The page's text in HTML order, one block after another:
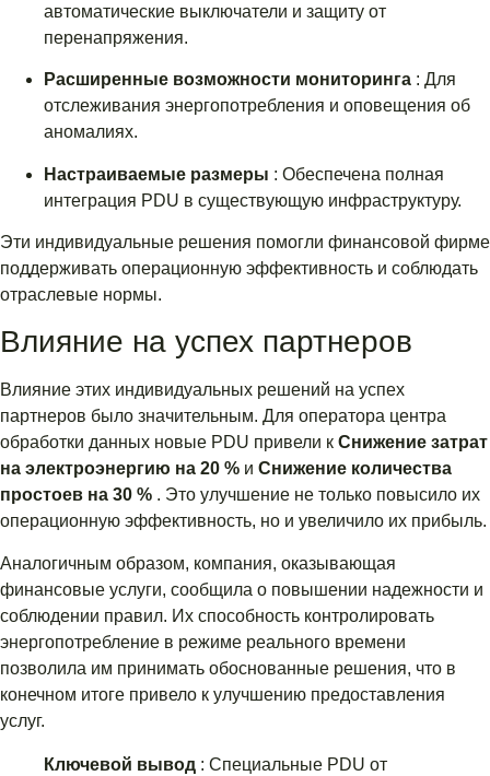
автоматические выключатели и защиту от
перенапряжения.
Расширенные возможности мониторинга : Для
отслеживания энергопотребления и оповещения об
аномалиях.
Настраиваемые размеры : Обеспечена полная
интеграция PDU в существующую инфраструктуру.
Эти индивидуальные решения помогли финансовой фирме
поддерживать операционную эффективность и соблюдать
отраслевые нормы.
Влияние на успех партнеров
Влияние этих индивидуальных решений на успех
партнеров было значительным. Для оператора центра
обработки данных новые PDU привели к Снижение затрат
на электроэнергию на 20 % и Снижение количества
простоев на 30 % . Это улучшение не только повысило их
операционную эффективность, но и увеличило их прибыль.
Аналогичным образом, компания, оказывающая
финансовые услуги, сообщила о повышении надежности и
соблюдении правил. Их способность контролировать
энергопотребление в режиме реального времени
позволила им принимать обоснованные решения, что в
конечном итоге привело к улучшению предоставления
услуг.
Ключевой вывод : Специальные PDU от